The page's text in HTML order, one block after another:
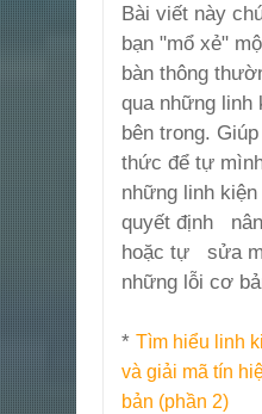
Bài viết này
bạn "mổ xẻ"
bàn thông
qua những linh
bên trong.
thức để tự
những linh
quyết định
hoặc tự sửa
những lỗi cơ
* Tìm hiểu linh
và giải mã tín
bản (phần 2)